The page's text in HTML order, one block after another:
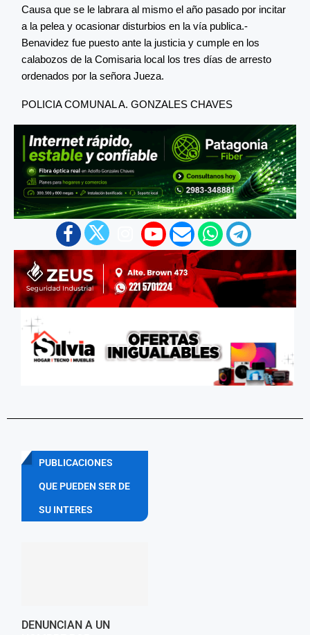
Causa que se le labrara al mismo el año pasado por incitar
a la pelea y ocasionar disturbios en la vía publica.-
Benavidez fue puesto ante la justicia y cumple en los
calabozos de la Comisaria local los tres días de arresto
ordenados por la señora Jueza.
POLICIA COMUNAL A. GONZALES CHAVES
PUBLICACIONES
QUE PUEDEN SER DE
SU INTERES
DENUNCIAN A UN